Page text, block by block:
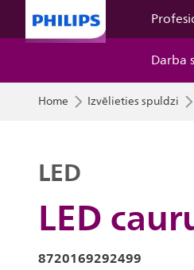
Darba
Home Izvēlieties spuldzi
LED
LED
8720169292499